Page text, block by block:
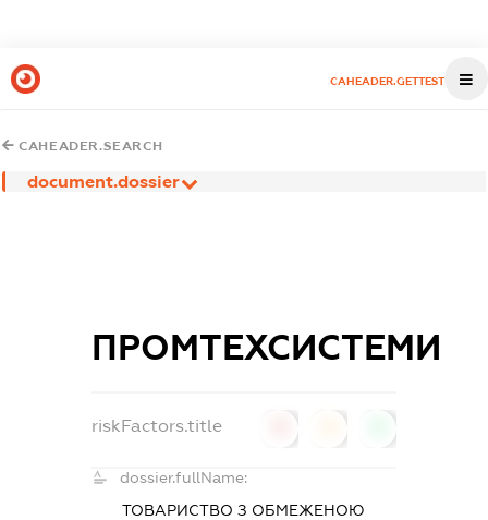
CAHEADER.GETTEST
CAHEADER.SEARCH
document.dossier
ПРОМТЕХСИСТЕМИ
riskFactors.title
dossier.fullName:
ТОВАРИСТВО З ОБМЕЖЕНОЮ